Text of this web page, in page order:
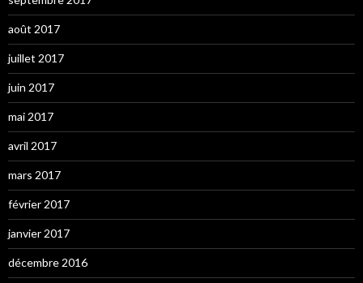
août 2017
juillet 2017
juin 2017
mai 2017
avril 2017
mars 2017
février 2017
janvier 2017
décembre 2016